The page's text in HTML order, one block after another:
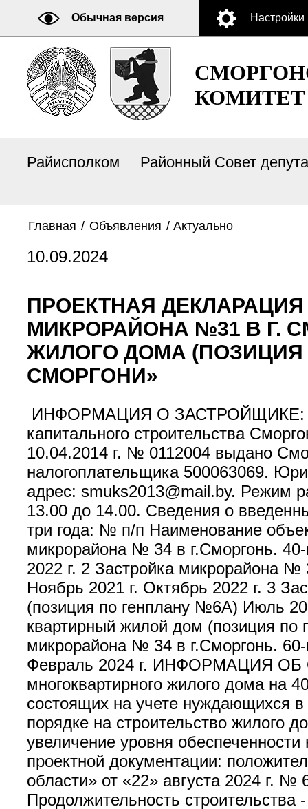
Обычная версия Настройки
КОМИТЕТ
Райисполком Районный Совет
Главная / Объявления / Актуально
10.09.2024
ПРОЕКТНАЯ
МИКРОРАЙОНА №31 В Г.
ЖИЛОГО ДОМА (ПОЗИЦИЯ
СМОРГОНИ»
ИНФОРМАЦИЯ О ЗАСТРОЙЩИКЕ:
капитального строительства
10.04.2014 г. № 0112004 выдано
налогоплательщика 500063069.
адрес: smuks2013@mail.by. Режим
13.00 до 14.00. Сведения о
три года: № п/п Наименование
микрорайона № 34 в г.Сморгонь.
2022 г. 2 Застройка микрорайона
Ноябрь 2021 г. Октябрь 2022 г. 3
(позиция по генплану №6А) Июль
квартирный жилой дом (позиция по
микрорайона № 34 в г.Сморгонь.
Февраль 2024 г. ИНФОРМАЦИЯ ОБ
многоквартирного жилого дома на
состоящих на учете нуждающихся
порядке на строительство жилого
увеличение уровня
проектной документации:
области» от «22» августа 2024 г.
Продолжительность